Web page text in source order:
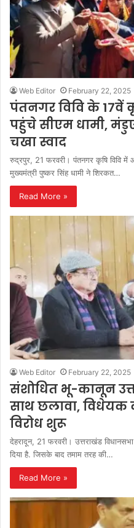
Web Editor February 22, 2025
पंतनगर विवि के 17वें
पहुंचे सीएम धामी,
चखा स्वाद
रुद्रपुर, 21 फरवरी। पंतनगर कृषि विवि
मुख्यमंत्री पुष्कर सिंह धामी ने शिरकत…
Read More »
Web Editor February 22, 2025
संशोधित भू-कानून
साथ छलावा, विधेयक
विरोध शुरू
देहरादून, 21 फरवरी। उत्तराखंड
दिया है. जिसके बाद तमाम तरह की…
Read More »